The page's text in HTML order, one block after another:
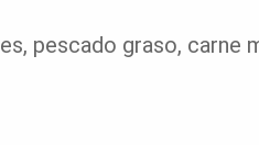
pescado graso, carne